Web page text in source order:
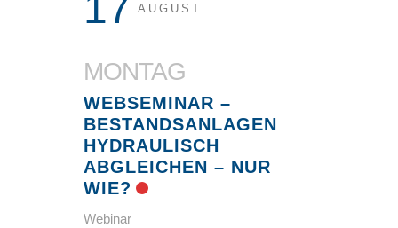
AUGUST
MONTAG
WEBSEMINAR –
BESTANDSANLAGEN
HYDRAULISCH
ABGLEICHEN – NUR
WIE?
Webinar